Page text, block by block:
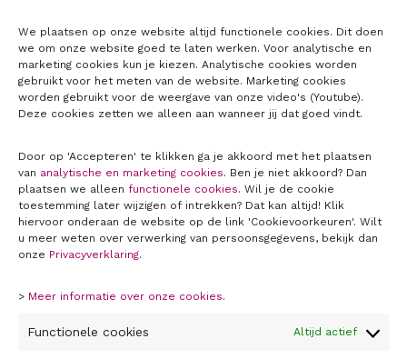
We plaatsen op onze website altijd functionele cookies. Dit doen
we om onze website goed te laten werken. Voor analytische en
marketing cookies kun je kiezen. Analytische cookies worden
gebruikt voor het meten van de website. Marketing cookies
worden gebruikt voor de weergave van onze video's (Youtube).
Deze cookies zetten we alleen aan wanneer jij dat goed vindt.
Door op 'Accepteren' te klikken ga je akkoord met het plaatsen
van analytische en marketing cookies. Ben je niet akkoord? Dan
plaatsen we alleen functionele cookies. Wil je de cookie
toestemming later wijzigen of intrekken? Dat kan altijd! Klik
hiervoor onderaan de website op de link 'Cookievoorkeuren'. Wilt
u meer weten over verwerking van persoonsgegevens, bekijk dan
onze Privacyverklaring.
> Meer informatie over onze cookies.
Functionele cookies Altijd actief
voorschrijftoets@jbz.nl